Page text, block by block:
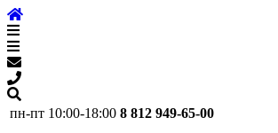
пн-пт 10:00-18:00 8 812 949-65-00